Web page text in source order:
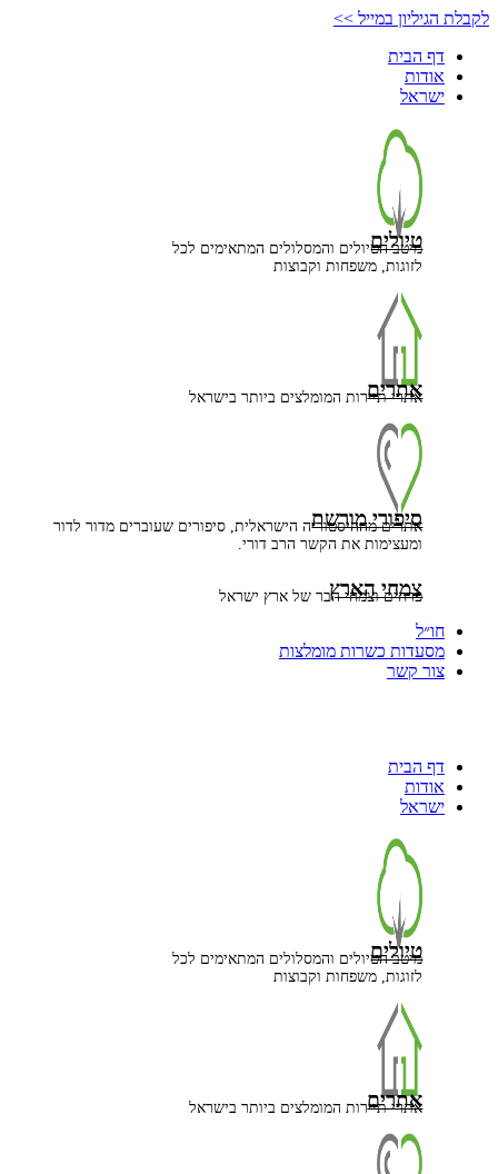
דלג
לקבלת הגיליון במייל >>
דף הבית
אודות
ישראל
טיולים
מיטב הטיולים והמסלולים המתאימים לכל
לזוגות, משפחות וקבוצות
אתרים
אתרי תיירות המומלצים ביותר בישראל
סיפורי מורשת
אתרים מההיסטוריה הישראלית, סיפורים שעוברים מדור לדור
ומעצימות את הקשר הרב דורי.
צמחי הארץ
פרחים וצמחי הבר של ארץ ישראל
חו״ל
מסעדות כשרות מומלצות
צור קשר
דף הבית
אודות
ישראל
טיולים
מיטב הטיולים והמסלולים המתאימים לכל
לזוגות, משפחות וקבוצות
אתרים
אתרי תיירות המומלצים ביותר בישראל